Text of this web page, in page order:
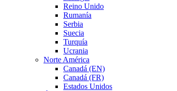
Reino Unido
Rumanía
Serbia
Suecia
Turquía
Ucrania
Norte América
Canadá (EN)
Canadá (FR)
Estados Unidos